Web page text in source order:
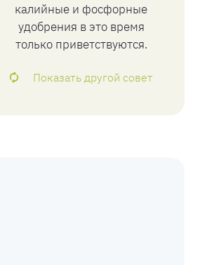
калийные и фосфорные
удобрения в это время
только приветствуются.
Показать другой совет